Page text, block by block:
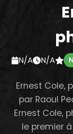
N/A N/A
Ernest Cole,
par Raoul
Ernest Cole,
le premier